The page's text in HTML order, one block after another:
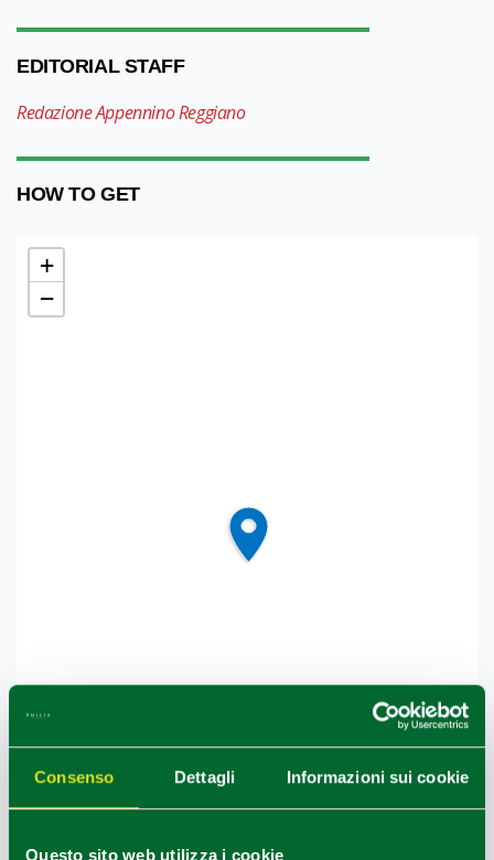
Consenso Dettagli Informazioni sui cookie
Questo sito web utilizza i cookie
EDITORIAL STAFF
Redazione Appennino Reggiano
HOW TO GET
+
−